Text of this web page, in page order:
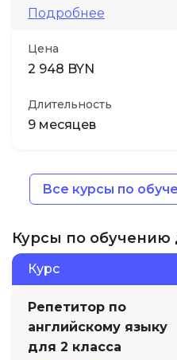
Подробнее
Цена
2 948 BYN
Длительность
9 месяцев
Все курсы по
Курсы по обучению
Курс
Репетитор по
английскому языку
для 2 класса